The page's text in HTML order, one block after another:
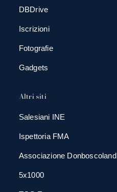
DBDrive
Iscrizioni
Fotografie
Gadgets
Altri siti
Salesiani INE
Ispettoria FMA
Associazione Donboscoland
5x1000